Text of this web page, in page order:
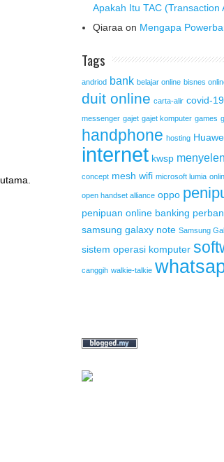
Apakah Itu TAC (Transaction
Qiaraa on Mengapa
Tags
andriod bank belajar online bisnes
duit online carta-alir covid-19
messenger gajet gajet komputer games
handphone hosting
internet kwsp
concept mesh wifi microsoft lumia
open handset alliance oppo
penipuan online banking
samsung galaxy note Samsung
sistem operasi komputer
canggih walkie-talkie